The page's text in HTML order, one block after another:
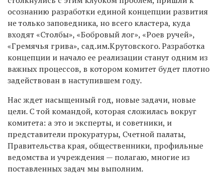
осознанию разработки единой концепции развития
не только заповедника, но всего кластера, куда
входят «Столбы», «Бобровый лог», «Роев ручей»,
«Гремячья грива», сад.им.Крутовского. Разработка
концепции и начало ее реализации станут одним из
важных процессов, в котором комитет будет плотно
задействован в наступившем году.
Нас ждет насыщенный год, новые задачи, новые
цели. С той командой, которая сложилась вокруг
комитета: а это и эксперты, и советники, и
представители прокуратуры, Счетной палаты,
Правительства края, общественники, профильные
ведомства и учреждения — полагаю, многие из
поставленных задач мы выполним.